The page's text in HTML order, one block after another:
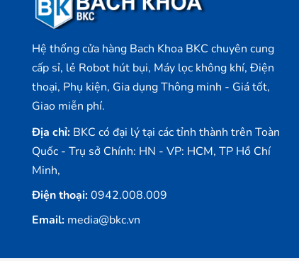
Hệ thống cửa hàng Bach Khoa BKC chuyên cung
cấp sỉ, lẻ Robot hút bụi, Máy lọc không khí, Điện
thoại, Phụ kiện, Gia dụng Thông minh - Giá tốt,
Giao miễn phí.
Địa chỉ: BKC có đại lý tại các tỉnh thành trên Toàn
Quốc - Trụ sở Chính: HN - VP: HCM, TP Hồ Chí
Minh,
Điện thoại:0942.008.009
Email: media@bkc.vn